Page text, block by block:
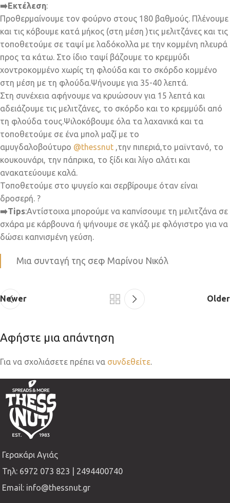
➡️Εκτέλεση:
Προθερμαίνουμε τον φούρνο στους 180 βαθμούς. Πλένουμε
και τις κόβουμε κατά μήκος (στη μέση )τις μελιτζάνες και τις
τοποθετούμε σε ταψί με λαδόκολλα με την κομμένη πλευρά
προς τα κάτω. Στο ίδιο ταψί βάζουμε το κρεμμύδι
χοντροκομμένο χωρίς τη φλούδα και το σκόρδο κομμένο
στη μέση με τη φλούδα.Ψήνουμε για 35-40 λεπτά.
Στη συνέχεια αφήνουμε να κρυώσουν για 15 λεπτά και
αδειάζουμε τις μελιτζάνες, το σκόρδο και το κρεμμύδι από
τη φλούδα τους.Ψιλοκόβουμε όλα τα λαχανικά και τα
τοποθετούμε σε ένα μπολ μαζί με το
αμυγδαλοβούτυρο @thessnut ,την πιπεριά,το μαϊντανό, το
κουκουνάρι, την πάπρικα, το ξίδι και λίγο αλάτι και
ανακατεύουμε καλά.
Τοποθετούμε στο ψυγείο και σερβίρουμε όταν είναι
δροσερή. ?
➡️Tips:Αντίστοιχα μπορούμε να καπνίσουμε τη μελιτζάνα σε
σχάρα με κάρβουνα ή ψήνουμε σε γκάζι με φλόγιστρο για να
δώσει καπνισμένη γεύση.
Μια συνταγή της σεφ Μαρίνου Νικόλ
Newer Older
Αφήστε μια απάντηση
Για να σχολιάσετε πρέπει να συνδεθείτε.
Γερακάρι Αγιάς
Τηλ: 6972 073 823 | 2494400740
Email: info@thessnut.gr